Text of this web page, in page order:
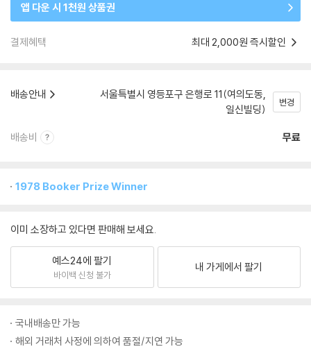
앱 다운 시 1천원 상품권
결제혜택 최대 2,000원 즉시할인
배송안내
서울특별시 영등포구 은행로 11(여의도동,
일신빌딩)
변경
배송비 무료
1978 Booker Prize Winner
이미 소장하고 있다면 판매해 보세요.
예스24에 팔기
바이백 신청 불가
내 가게에서 팔기
국내배송만 가능
해외 거래처 사정에 의하여 품절/지연 가능